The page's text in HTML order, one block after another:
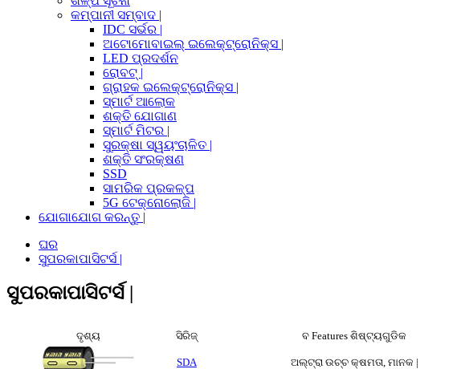
କମ୍ପାନୀ ସମ୍ବାଦ |
IDC ସର୍ଭର |
ଅଟୋମୋବାଇଲ୍ ଇଲେକ୍ଟ୍ରୋନିକ୍ସ |
LED ପ୍ରଦର୍ଶନ
ରୋବଟ୍ |
ଗ୍ରାହକ ଇଲେକ୍ଟ୍ରୋନିକ୍ସ |
ସ୍ମାର୍ଟ ଆଲୋକ
ଶକ୍ତି ଯୋଗାଣ
ସ୍ମାର୍ଟ ମିଟର |
ସୁରକ୍ଷା ସ୍ୱୟଂଚାଳିତ |
ଶକ୍ତି ସଂରକ୍ଷଣ
SSD
ସାମରିକ ପ୍ରକଳ୍ପ
5G ଟେକ୍ନୋଲୋଜି |
ଯୋଗାଯୋଗ କରନ୍ତୁ |
ଘର
ସୁପରକାପାସିଟର୍ସ |
ସୁପରକାପାସିଟର୍ସ |
ଦୃଶ୍ୟ ସିରିଜ୍ ବ Features ଶିଷ୍ଟ୍ୟଗୁଡିକ
SDA ଅଲ୍ଟ୍ରା ଉଚ୍ଚ କ୍ଷମତା, ମାନକ |